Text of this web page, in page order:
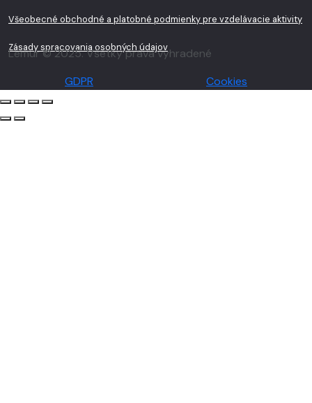
Všeobecné obchodné a platobné podmienky pre vzdelávacie aktivity
Zásady spracovania osobných údajov
Lemur © 2025. Všetky práva vyhradené
GDPR
Cookies